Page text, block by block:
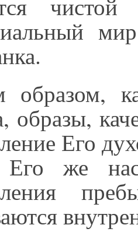
образом,
образы,
Его
Его же